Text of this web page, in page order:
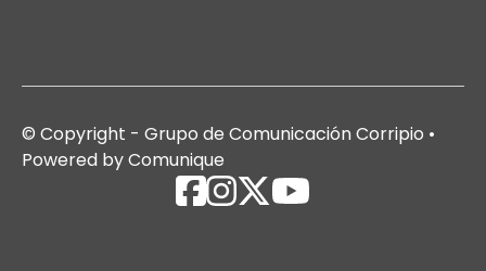
© Copyright - Grupo de Comunicación Corripio •
Powered by Comunique